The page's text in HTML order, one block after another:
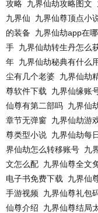
攻略 九界仙劫攻略图文
九界仙
九界仙尊顶点小
的装备
九界仙劫app在
手 九界仙劫转生丹怎么
年 九界仙劫秘典有什么
尘有几个老婆 九界仙劫
尊软件下载
九界仙缘账
仙尊有第二部吗 九界仙
章节无弹窗 九界仙劫游
尊类型小说 九界仙劫每
界仙劫怎么转移账号 九
文怎么配 九界仙尊全文
电子书免费下载
九界仙
手游视频 九界仙尊礼包
仙尊介绍
九界仙尊结局